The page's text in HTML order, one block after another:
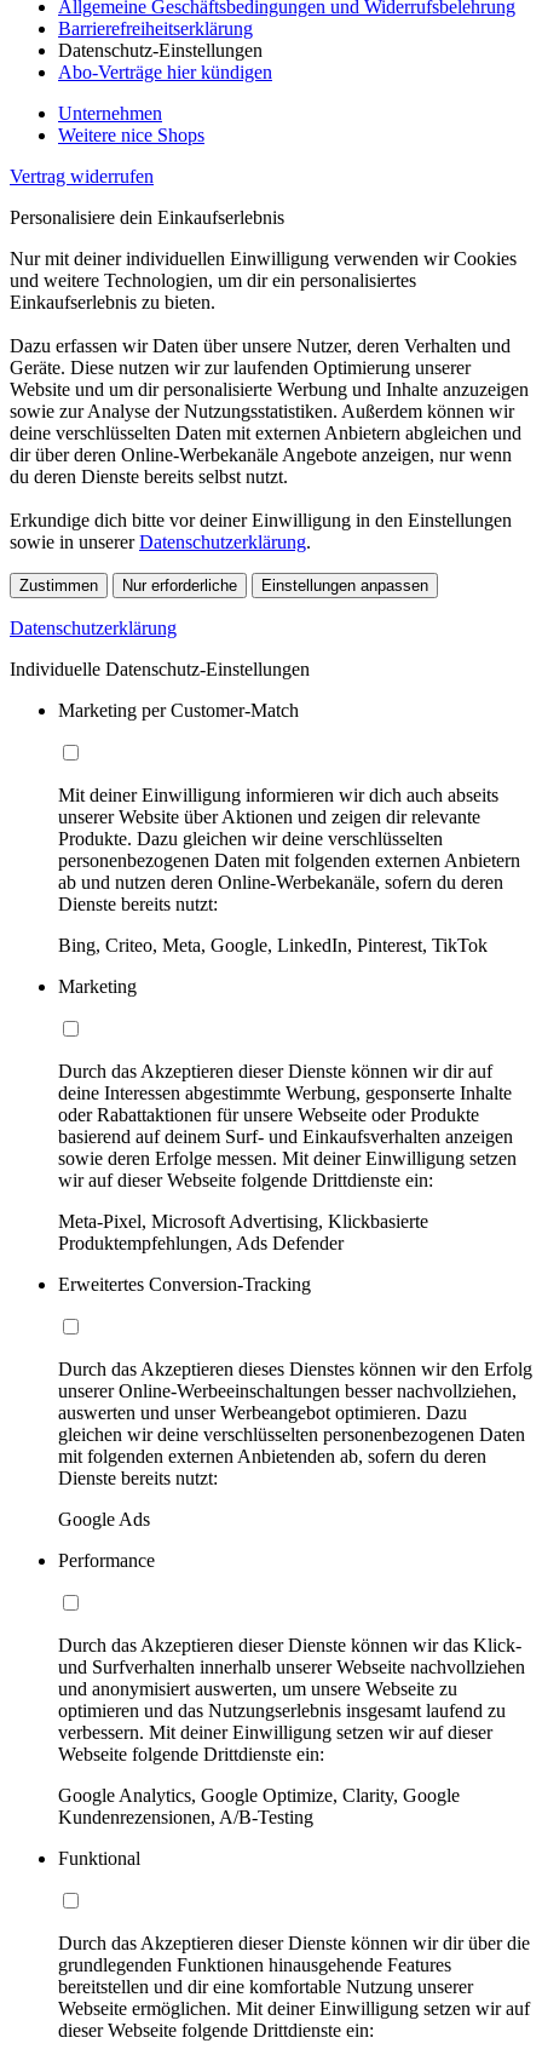
Allgemeine Geschäftsbedingungen und Widerrufsbelehrung
Barrierefreiheitserklärung
Datenschutz-Einstellungen
Abo-Verträge hier kündigen
Unternehmen
Weitere nice Shops
Vertrag widerrufen
Personalisiere dein Einkaufserlebnis
Nur mit deiner individuellen Einwilligung verwenden wir Cookies
und weitere Technologien, um dir ein personalisiertes
Einkaufserlebnis zu bieten.
Dazu erfassen wir Daten über unsere Nutzer, deren Verhalten und
Geräte. Diese nutzen wir zur laufenden Optimierung unserer
Website und um dir personalisierte Werbung und Inhalte anzuzeigen
sowie zur Analyse der Nutzungsstatistiken. Außerdem können wir
deine verschlüsselten Daten mit externen Anbietern abgleichen und
dir über deren Online-Werbekanäle Angebote anzeigen, nur wenn
du deren Dienste bereits selbst nutzt.
Erkundige dich bitte vor deiner Einwilligung in den Einstellungen
sowie in unsererDatenschutzerklärung.
Zustimmen Nur erforderliche Einstellungen anpassen
Datenschutzerklärung
Individuelle Datenschutz-Einstellungen
Marketing per Customer-Match
Mit deiner Einwilligung informieren wir dich auch abseits
unserer Website über Aktionen und zeigen dir relevante
Produkte. Dazu gleichen wir deine verschlüsselten
personenbezogenen Daten mit folgenden externen Anbietern
ab und nutzen deren Online-Werbekanäle, sofern du deren
Dienste bereits nutzt:
Bing, Criteo, Meta, Google, LinkedIn, Pinterest, TikTok
Marketing
Durch das Akzeptieren dieser Dienste können wir dir auf
deine Interessen abgestimmte Werbung, gesponserte Inhalte
oder Rabattaktionen für unsere Webseite oder Produkte
basierend auf deinem Surf- und Einkaufsverhalten anzeigen
sowie deren Erfolge messen. Mit deiner Einwilligung setzen
wir auf dieser Webseite folgende Drittdienste ein:
Meta-Pixel, Microsoft Advertising, Klickbasierte
Produktempfehlungen, Ads Defender
Erweitertes Conversion-Tracking
Durch das Akzeptieren dieses Dienstes können wir den Erfolg
unserer Online-Werbeeinschaltungen besser nachvollziehen,
auswerten und unser Werbeangebot optimieren. Dazu
gleichen wir deine verschlüsselten personenbezogenen Daten
mit folgenden externen Anbietenden ab, sofern du deren
Dienste bereits nutzt:
Google Ads
Performance
Durch das Akzeptieren dieser Dienste können wir das Klick-
und Surfverhalten innerhalb unserer Webseite nachvollziehen
und anonymisiert auswerten, um unsere Webseite zu
optimieren und das Nutzungserlebnis insgesamt laufend zu
verbessern. Mit deiner Einwilligung setzen wir auf dieser
Webseite folgende Drittdienste ein:
Google Analytics, Google Optimize, Clarity, Google
Kundenrezensionen, A/B-Testing
Funktional
Durch das Akzeptieren dieser Dienste können wir dir über die
grundlegenden Funktionen hinausgehende Features
bereitstellen und dir eine komfortable Nutzung unserer
Webseite ermöglichen. Mit deiner Einwilligung setzen wir auf
dieser Webseite folgende Drittdienste ein: